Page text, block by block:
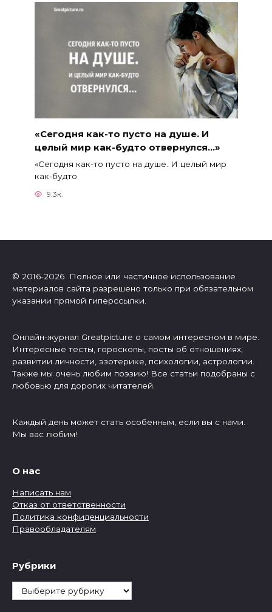
«Сегодня как-то пусто на душе. И
целый мир как-будто отвернулся…»
«Сегодня как-то пусто на душе. И целый мир
как-будто
9.3к.
© 2016-2026 Полное или частичное использование
материалов сайта разрешено только при обязательном
указании прямой гиперссылки.
Онлайн-журнал Greatpicture о самом интересном в мире.
Интересные тесты, гороскопы, посты об отношениях,
развитии личности, эзотерике, психологии, астрологии.
Также мы очень любим поэзию! Все статьи подобраны с
любовью для дорогих читателей.
Каждый день может стать особенным, если вы с нами.
Мы вас любим!
О нас
Написать нам
Отказ от ответственности
Политика конфиденциальности
Правообладателям
Рубрики
Рубрики